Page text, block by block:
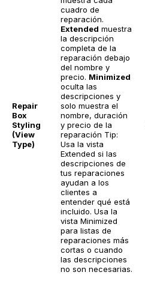
Repair
Box
Styling
(View
Type)
cuadro de
reparación.
Extended muestra
la descripción
completa de la
reparación debajo
del nombre y
precio. Minimized
oculta las
descripciones y
solo muestra el
nombre, duración
y precio de la
reparación Tip:
Usa la vista
Extended si las
descripciones de
tus reparaciones
ayudan a los
clientes a
entender qué está
incluido. Usa la
vista Minimized
para listas de
reparaciones más
cortas o cuando
las descripciones
no son necesarias.